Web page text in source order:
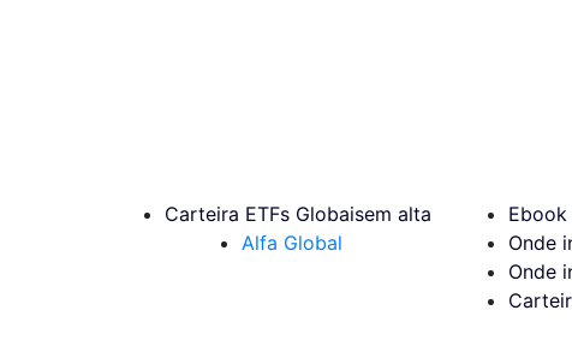
Carteira ETFs Globaisem alta
Alfa Global
Onde
Onde